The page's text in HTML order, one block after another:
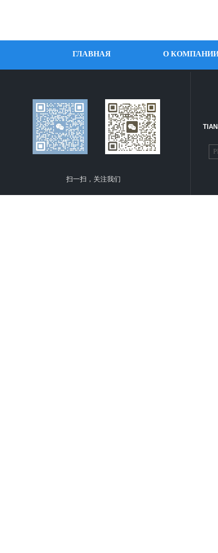
扫一扫，关注我们
ГЛАВНАЯ О